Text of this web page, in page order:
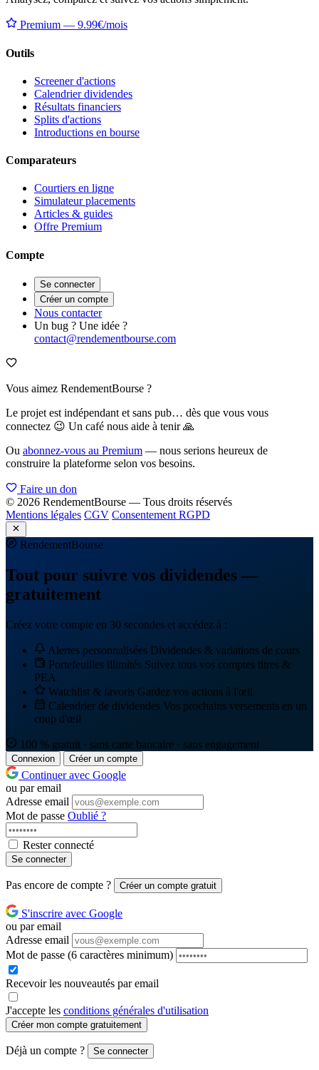
Premium — 9.99€/mois
Outils
Screener d'actions
Calendrier dividendes
Résultats financiers
Splits d'actions
Introductions en bourse
Comparateurs
Courtiers en ligne
Simulateur placements
Articles & guides
Offre Premium
Compte
Se connecter
Créer un compte
Nous contacter
Un bug ? Une idée ?
contact@rendementbourse.com
Vous aimez RendementBourse ?
Le projet est indépendant et sans pub… dès que vous vous
connectez 😉 Un café nous aide à tenir 🙏
Ou abonnez-vous au Premium — nous serions heureux de
construire la plateforme selon vos besoins.
Faire un don
© 2026 RendementBourse — Tous droits réservés
Mentions légales CGV Consentement RGPD
RendementBourse
Tout pour suivre vos dividendes —
gratuitement
Créez votre compte en 30 secondes et accédez à :
Alertes personnalisées Dividendes & variations de cours
Portefeuilles illimités Suivez tous vos comptes titres &
PEA
Watchlist & favoris Gardez vos actions à l'œil
Calendrier de dividendes Vos prochains versements en un
coup d'œil
100 % gratuit · sans carte bancaire · sans engagement
Connexion Créer un compte
Continuer avec Google
ou par email
Adresse email
Mot de passe Oublié ?
Rester connecté
Se connecter
Pas encore de compte ? Créer un compte gratuit
S'inscrire avec Google
ou par email
Adresse email
Mot de passe (6 caractères minimum)
Recevoir les nouveautés par email
J'accepte les conditions générales d'utilisation
Créer mon compte gratuitement
Déjà un compte ? Se connecter